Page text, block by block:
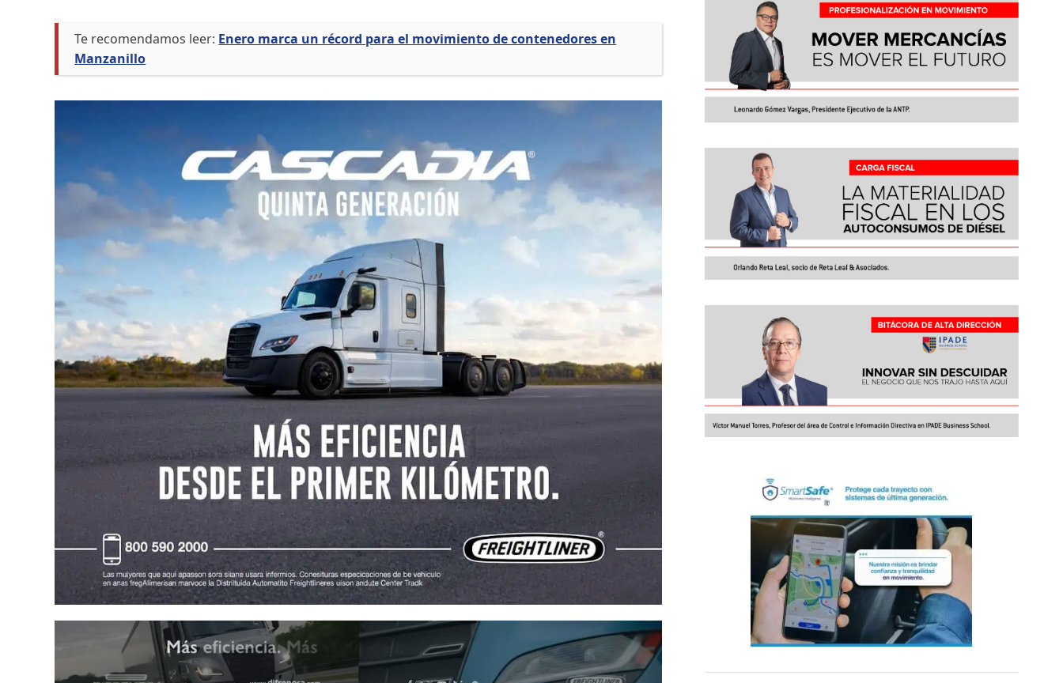
Te recomendamos leer: Enero marca un récord para el movimiento de contenedores en
Manzanillo